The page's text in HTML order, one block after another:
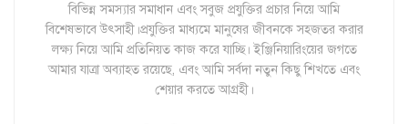
বিভিন্ন সমস্যার সমাধান এবং সবুজ প্রযুক্তির প্রচার নিয়ে আমি
বিশেষভাবে উৎসাহী।প্রযুক্তির মাধ্যমে মানুষের জীবনকে সহজতর করার
লক্ষ্য নিয়ে আমি প্রতিনিয়ত কাজ করে যাচ্ছি। ইঞ্জিনিয়ারিংয়ের জগতে
আমার যাত্রা অব্যাহত রয়েছে, এবং আমি সর্বদা নতুন কিছু শিখতে এবং
শেয়ার করতে আগ্রহী।